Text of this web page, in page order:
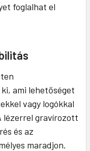
foglalhat el
ami lehetőséget
vagy logókkal
lézerrel gravírozott
és az
maradjon.